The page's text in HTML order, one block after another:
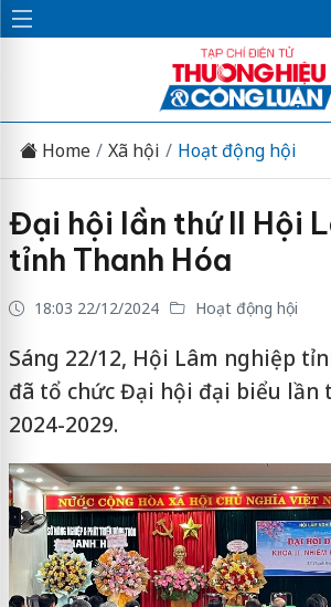
Home Xã hội Hoạt động hội
Đại hội lần thứ II Hội
tỉnh Thanh Hóa
18:03 22/12/2024 Hoạt động hội
Sáng 22/12, Hội Lâm nghiệp
đã tổ chức Đại hội đại biểu lần
2024-2029.